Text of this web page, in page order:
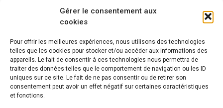
Gérer le consentement aux
cookies
Pour offrir les meilleures expériences, nous utilisons des technologies
telles que les cookies pour stocker et/ou accéder aux informations des
appareils. Le fait de consentir à ces technologies nous permettra de
traiter des données telles que le comportement de navigation ou les ID
uniques sur ce site. Le fait de ne pas consentir ou de retirer son
consentement peut avoir un effet négatif sur certaines caractéristiques
et fonctions.
Samedi - les 1er et 3ème de chaque mois :
De 9 h à 12 h
LIENS UTILES
Mentions légales